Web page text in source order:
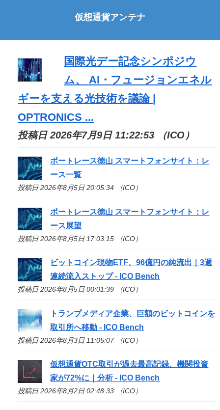
仮想通貨アンテナ
国際光デー記念シンポジウ
ム、 AI・フュージョンエネル
ギーを支える光技術を議論 |
OPTRONICS ...
投稿日 2026年7月9日 11:22:53 （ICO）
ボートレース徳山 スマートフォンサイト：レ
ース一覧
投稿日 2026年8月5日 20:05:34 （ICO）
ボートレース徳山 スマートフォンサイト：レ
ース展望
投稿日 2026年8月5日 17:03:15 （ICO）
ビットコイン現物ETF、96億円の純流出｜3週
連続流入ストップ - ICO Bench
投稿日 2026年8月5日 00:01:39 （ICO）
トランプメディア企業、巨額のビットコインを
取引所へ移動 - ICO Bench
投稿日 2026年8月3日 11:05:07 （ICO）
仮想通貨OTC取引が過去最高記録、機関投資
家が72%に｜分析 - ICO Bench
投稿日 2026年8月2日 02:48:33 （ICO）